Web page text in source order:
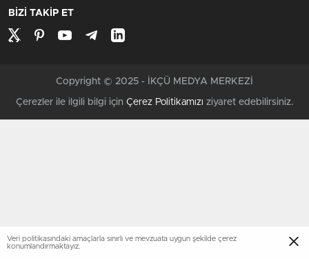
BİZİ TAKİP ET
Copyright © 2025 - İKÇÜ MEDYA MERKEZİ
Çerezler ile ilgili bilgi için Çerez Politikamızı ziyaret edebilirsiniz.
Veri politikasındaki amaçlarla sınırlı ve mevzuata uygun şekilde çerez
konumlandırmaktayız.